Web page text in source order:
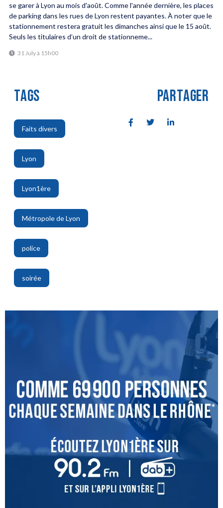
se garer à Lyon au mois d'août. Comme l'année dernière, les places
de parking dans les rues de Lyon restent payantes. À noter que le
stationnement restera gratuit les dimanches ainsi que le 15 août.
Seuls les titulaires d’un droit de stationneme...
31 July à 15h00
TAGS
Faits divers
,
Lyon
,
Lyon1ère
,
Métropole de Lyon
,
police
,
soirée
PARTAGER